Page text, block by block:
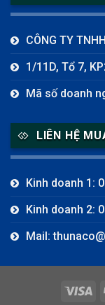
CÔNG TY
1/11D, Tổ 7,
Mã số doanh
LIÊN HỆ
Kinh doanh 1:
Kinh doanh 2:
Mail: